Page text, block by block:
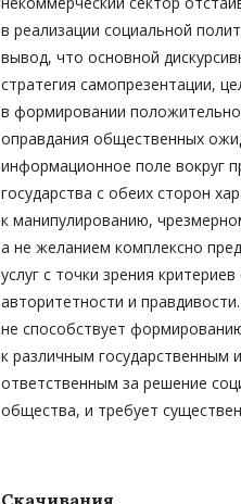
в реализации социальной
вывод, что основной
стратегия самопрезентации,
в формировании
оправдания общественных
информационное поле вокруг
государства с обеих сторон
к манипулированию,
а не желанием комплексно
услуг с точки зрения
авторитетности и
не способствует
к различным государственным
ответственным за решение
общества, и требует
Скачивания